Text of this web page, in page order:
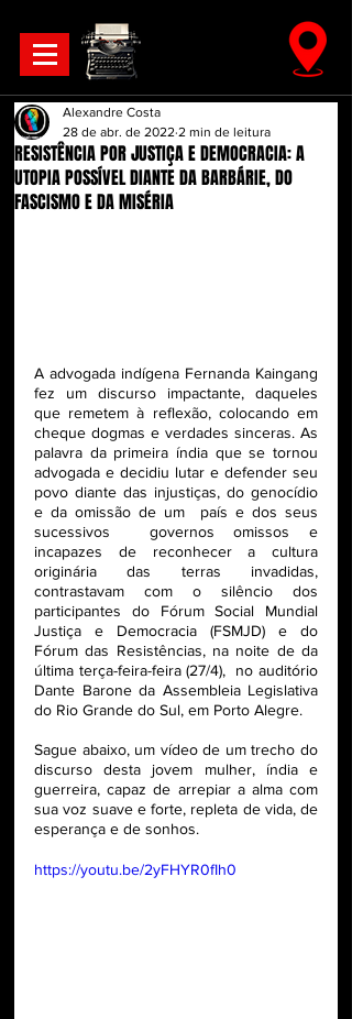
RESISTÊNCIA POR JUSTIÇA E DEMOCRACIA: A
UTOPIA POSSÍVEL DIANTE DA BARBÁRIE, DO
FASCISMO E DA MISÉRIA
Alexandre Costa
28 de abr. de 2022 2 min de leitura
A advogada indígena Fernanda Kaingang
fez um discurso impactante, daqueles
que remetem à reflexão, colocando em
cheque dogmas e verdades sinceras. As
palavra da primeira índia que se tornou
advogada e decidiu lutar e defender seu
povo diante das injustiças, do genocídio
e da omissão de um  país e dos seus
sucessivos  governos omissos e
incapazes de reconhecer a cultura
originária das terras invadidas,
contrastavam com o silêncio dos
participantes do Fórum Social Mundial
Justiça e Democracia (FSMJD) e do
Fórum das Resistências, na noite de da
última terça-feira-feira (27/4),  no auditório
Dante Barone da Assembleia Legislativa
do Rio Grande do Sul, em Porto Alegre.
Sague abaixo, um vídeo de um trecho do
discurso desta jovem mulher, índia e
guerreira, capaz de arrepiar a alma com
sua voz suave e forte, repleta de vida, de
esperança e de sonhos.
https://youtu.be/2yFHYR0fIh0